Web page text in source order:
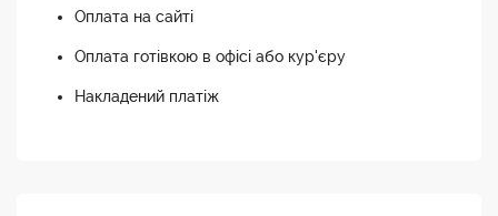
Оплата на сайті
Оплата готівкою в офісі або кур'єру
Накладений платіж